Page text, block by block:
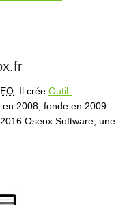
. Il crée Outil-
2008, fonde en 2009
Oseox Software, une